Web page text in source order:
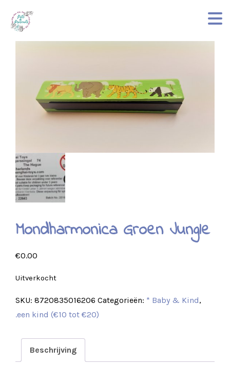
Mondharmonica Groen Jungle
€0.00
Uitverkocht
SKU: 8720835016206 Categorieën: * Baby & Kind,
.een kind (€10 tot €20)
Beschrijving